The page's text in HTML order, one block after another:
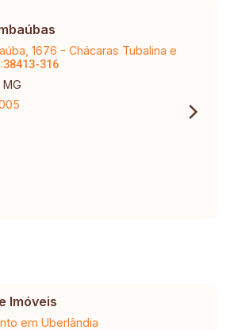
1676 - Chácaras Tubalina e
38413-316
Imóveis
em Uberlândia